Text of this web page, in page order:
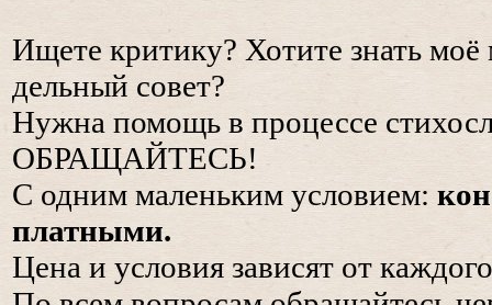
Ищете критику? Хотите знать
дельный совет?
Нужна помощь в процессе
ОБРАЩАЙТЕСЬ!
С одним маленьким условием:
платными.
Цена и условия зависят от